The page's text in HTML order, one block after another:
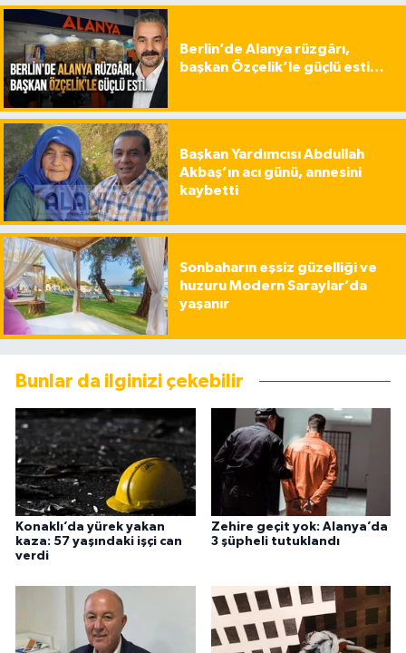
Berlin’de Alanya rüzgârı,
başkan Özçelik’le güçlü esti…
Başkan Yardımcısı Abdullah
Akbaş’ın acı günü, annesini
kaybetti
Sonbaharın eşsiz güzelliği ve
huzuru Modern Saraylar’da
yaşanır
Bunlar da ilginizi çekebilir
Konaklı’da yürek yakan
kaza: 57 yaşındaki işçi can
verdi
Zehire geçit yok: Alanya’da
3 şüpheli tutuklandı